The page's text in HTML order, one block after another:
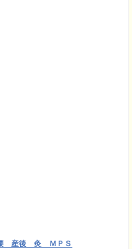
産後 灸 ＭＰＳ